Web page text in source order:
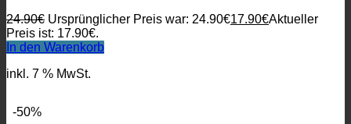
24.90€ Ursprünglicher Preis war: 24.90€17.90€Aktueller
Preis ist: 17.90€.
In den Warenkorb
inkl. 7 % MwSt.
-50%